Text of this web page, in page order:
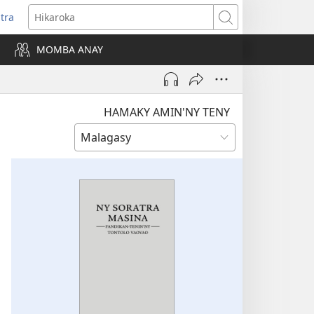
Hikaroka
MOMBA ANAY
HAMAKY AMIN'NY TENY